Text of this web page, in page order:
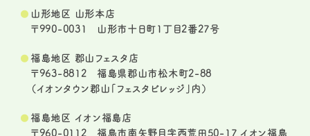
山形地区 山形本店
〒990-0031 山形市十日町1丁目2番27号
福島地区 郡山フェスタ店
〒963-8812 福島県郡山市松木町2-88
（イオンタウン郡山「フェスタビレッジ」内）
福島地区 イオン福島店
〒960-0112 福島市南矢野目字西荒田50-17 イオン福島